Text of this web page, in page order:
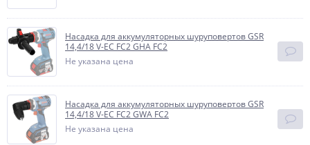
Насадка для аккумуляторных шуруповертов GSR
14,4/18 V-EC FC2 GHA FC2
Не указана цена
Насадка для аккумуляторных шуруповертов GSR
14,4/18 V-EC FC2 GWA FC2
Не указана цена